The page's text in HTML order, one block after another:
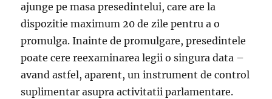
ajunge pe masa presedintelui, care are la
dispozitie maximum 20 de zile pentru a o
promulga. Inainte de promulgare, presedintele
poate cere reexaminarea legii o singura data –
avand astfel, aparent, un instrument de control
suplimentar asupra activitatii parlamentare.